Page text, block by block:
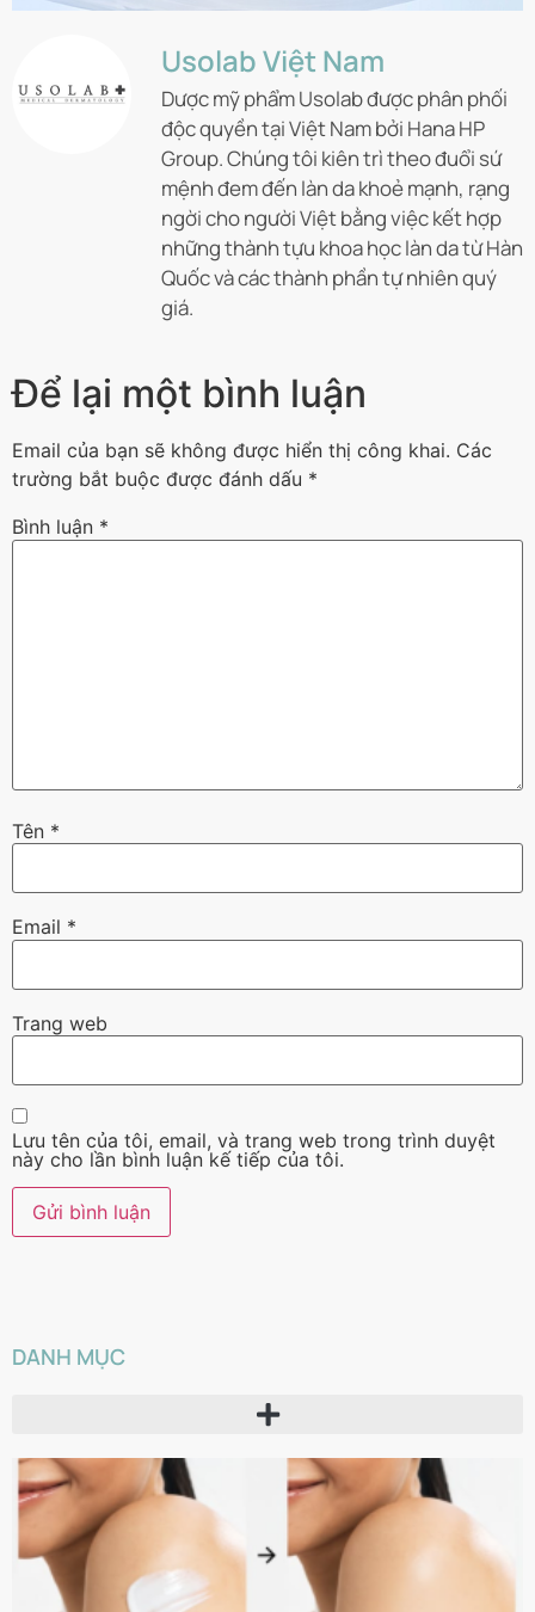
Usolab Việt Nam
Dược mỹ phẩm Usolab được phân phối
độc quyền tại Việt Nam bởi Hana HP
Group. Chúng tôi kiên trì theo đuổi sứ
mệnh đem đến làn da khoẻ mạnh, rạng
ngời cho người Việt bằng việc kết hợp
những thành tựu khoa học làn da từ Hàn
Quốc và các thành phần tự nhiên quý
giá.
Để lại một bình luận
Email của bạn sẽ không được hiển thị công khai. Các
trường bắt buộc được đánh dấu *
Bình luận *
Tên *
Email *
Trang web
Lưu tên của tôi, email, và trang web trong trình duyệt
này cho lần bình luận kế tiếp của tôi.
DANH MỤC